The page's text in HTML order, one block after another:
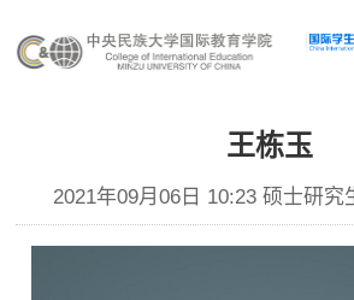
王栋玉
2021年09月06日 10:23 硕士研究